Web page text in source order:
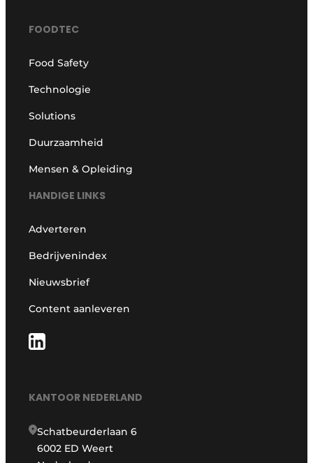
FOODTEC
Food Safety
Technologie
Solutions
Duurzaamheid
Mensen & Opleiding
HANDIGE LINKS
Adverteren
Bedrijvenindex
Nieuwsbrief
Content aanleveren
KANTOOR NEDERLAND
Schatbeurderlaan 6
6002 ED Weert